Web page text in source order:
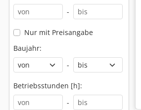
-
Nur mit Preisangabe
Baujahr:
-
Betriebsstunden [h]:
-